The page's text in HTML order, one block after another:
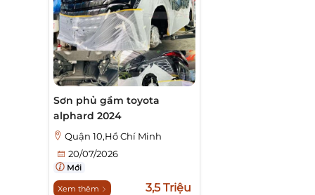
Sơn phủ gầm toyota
alphard 2024
Quận 10,Hồ Chí Minh
20/07/2026
Mới
Xem thêm 3,5 Triệu